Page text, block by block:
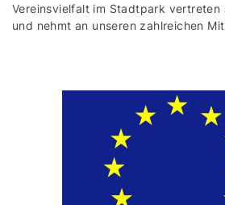
Vereinsvielfalt im Stadtpark vertreten
und nehmt an unseren zahlreichen